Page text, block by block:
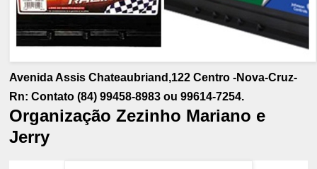
Avenida Assis Chateaubriand,122 Centro -Nova-Cruz-
Rn: Contato (84) 99458-8983 ou 99614-7254.
Organização Zezinho Mariano e
Jerry